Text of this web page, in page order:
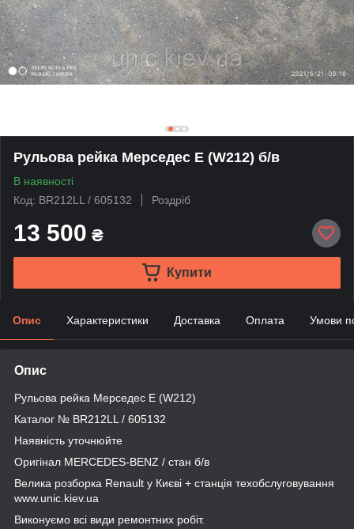
Рульова рейка Мерседес E (W212) б/в
В наявності
Код: BR212LL / 605132
Роздріб
13 500 ₴
Купити
Опис Характеристики Доставка Оплата Умови
Опис
Рульова рейка Мерседес E (W212)
Каталог № BR212LL / 605132
Наявність уточнюйте
Оригінал MERCEDES-BENZ / стан б/в
Велика розборка Renault у Києві + станція техобслуговування
www.unic.kiev.ua
Виконуємо всі види ремонтних робіт.